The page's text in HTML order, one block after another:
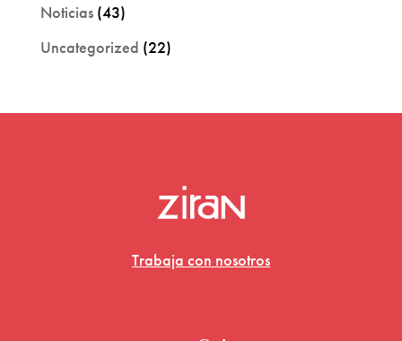
Noticias(43)
Uncategorized (22)
Trabaja con nosotros